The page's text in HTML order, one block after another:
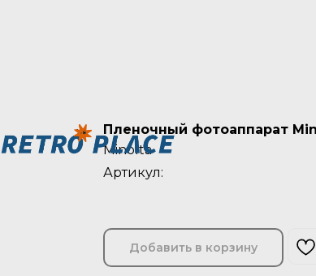
Пленочный фотоаппарат
Minolta
Артикул:
Добавить в корзину